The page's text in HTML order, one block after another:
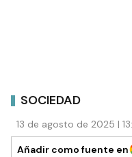
SOCIEDAD
13 de agosto de 2025 |
Añadir como fuente en